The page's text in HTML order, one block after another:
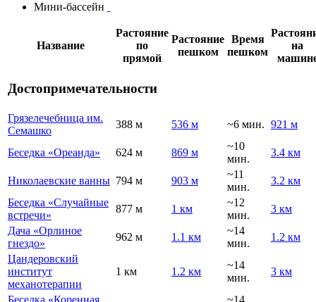
Мини-бассейн
Название
Растояние
по
прямой
Растояние
пешком
Время
пешком
на
Достопримечательности
Грязелечебница им.
Семашко
388 м 536 м ~6 мин. 921 м
Беседка «Ореанда» 624 м 869 м
~10
мин.
3.4 км
Николаевские ванны 794 м 903 м
~11
мин.
3.2 км
Беседка «Случайные
встречи»
877 м 1 км
~12
мин.
3 км
Дача «Орлиное
гнездо»
962 м 1.1 км
~14
мин.
1.2 км
Цандеровский
институт
механотерапии
1 км 1.2 км
~14
мин.
3 км
Беседка «Коренная
~14